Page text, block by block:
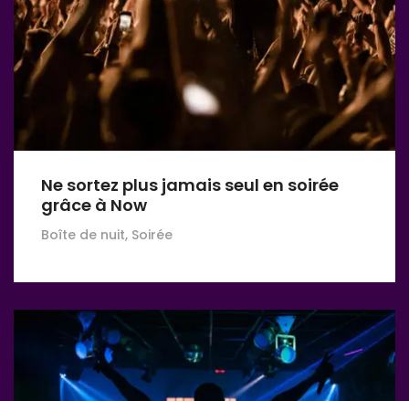
Ne sortez plus jamais seul en soirée
grâce à Now
Boîte de nuit, Soirée